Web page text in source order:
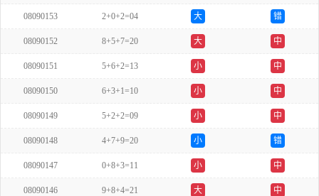
08090153 2+0+2=04 大 错
08090152 8+5+7=20 大 中
08090151 5+6+2=13 小 中
08090150 6+3+1=10 小 中
08090149 5+2+2=09 小 中
08090148 4+7+9=20 小 错
08090147 0+8+3=11 小 中
08090146 9+8+4=21 大 中